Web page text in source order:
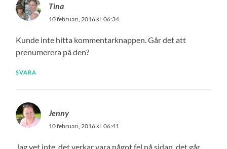
Tina
10 februari, 2016 kl. 06:34
Kunde inte hitta kommentarknappen. Går det att
prenumerera på den?
SVARA
Jenny
10 februari, 2016 kl. 06:41
Jag vet inte, det verkar vara något fel på sidan, det går